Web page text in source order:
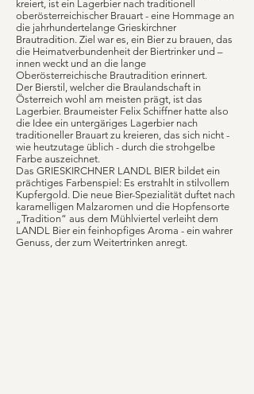
kreiert, ist ein Lagerbier nach traditionell
oberösterreichischer Brauart - eine Hommage an
die jahrhundertelange Grieskirchner
Brautradition. Ziel war es, ein Bier zu brauen, das
die Heimatverbundenheit der Biertrinker und –
innen weckt und an die lange
Oberösterreichische Brautradition erinnert.
Der Bierstil, welcher die Braulandschaft in
Österreich wohl am meisten prägt, ist das
Lagerbier. Braumeister Felix Schiffner hatte also
die Idee ein untergäriges Lagerbier nach
traditioneller Brauart zu kreieren, das sich nicht -
wie heutzutage üblich - durch die strohgelbe
Farbe auszeichnet.
Das GRIESKIRCHNER LANDL BIER bildet ein
prächtiges Farbenspiel: Es erstrahlt in stilvollem
Kupfergold. Die neue Bier-Spezialität duftet nach
karamelligen Malzaromen und die Hopfensorte
„Tradition“ aus dem Mühlviertel verleiht dem
LANDL Bier ein feinhopfiges Aroma - ein wahrer
Genuss, der zum Weitertrinken anregt.